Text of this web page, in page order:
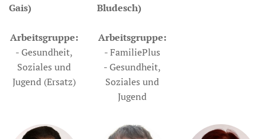
Gais)
Arbeitsgruppe:
- Gesundheit,
Soziales und
Jugend (Ersatz)
Bludesch)
Arbeitsgruppe:
- FamiliePlus
- Gesundheit,
Soziales und
Jugend